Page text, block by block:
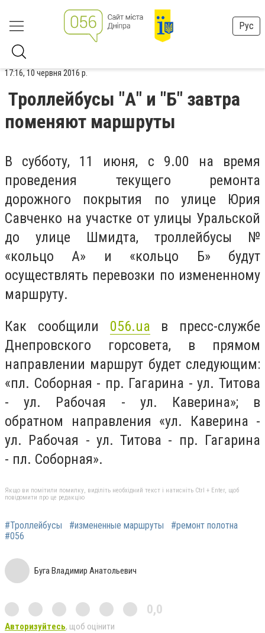
Рус
17:16, 10 червня 2016 р.
Троллейбусы "А" и "Б" завтра
поменяют маршруты
В субботу, 11 июня, с 9.00 на время
проведения текущего ремонта
дорожного покрытия по улице Юрия
Савченко на участке от улицы Уральской
до улице Шмидта, троллейбусы №
«кольцо А» и «кольцо Б» будут
осуществлять перевозки по измененному
маршруту.
Как сообщили 056.ua в пресс-службе
Днепровского горсовета, в прямом
направлении маршрут будет следующим:
«пл. Соборная - пр. Гагарина - ул. Титова
- ул. Рабочая - ул. Каверина»; в
обратном направления «ул. Каверина -
ул. Рабочая - ул. Титова - пр. Гагарина
- пл. Соборная».
Якщо ви помітили помилку, виділіть необхідний текст і натисніть Ctrl + Enter, щоб
повідомити про це редакцію
#Троллейбусы #измененные маршруты
#ремонт полотна
#056
Буга Владимир Анатольевич
0,0
Авторизуйтесь, щоб оцінити